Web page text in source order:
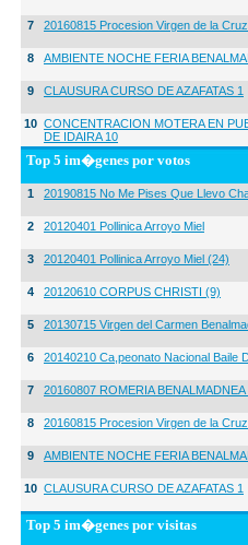
7 20160815 Procesion Virgen de la
8 AMBIENTE NOCHE FERIA
9 CLAUSURA CURSO DE AZAFATAS 1
10 CONCENTRACION MOTERA EN
DE IDAIRA 10
Top 5 im�genes por votos
1 20190815 No Me Pises Que Llevo
2 20120401 Pollinica Arroyo Miel
3 20120401 Pollinica Arroyo Miel (24)
4 20120610 CORPUS CHRISTI (9)
5 20130715 Virgen del Carmen
6 20140210 Ca,peonato Nacional Baile
7 20160807 ROMERIA
8 20160815 Procesion Virgen de la
9 AMBIENTE NOCHE FERIA
10 CLAUSURA CURSO DE AZAFATAS 1
Top 5 im�genes por visitas